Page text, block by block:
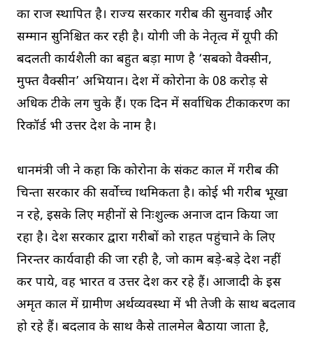
का राज स्थापित है। राज्य सरकार गरीब की सुनवाई और
सम्मान सुनिश्चित कर रही है। योगी जी के नेतृत्व में यूपी की
बदलती कार्यशैली का बहुत बड़ा प्रमाण है ‘सबको वैक्सीन,
मुफ्त वैक्सीन’ अभियान। प्रदेश में कोरोना के 08 करोड़ से
अधिक टीके लग चुके हैं। एक दिन में सर्वाधिक टीकाकरण का
रिकॉर्ड भी उत्तर प्रदेश के नाम है।
प्रधानमंत्री जी ने कहा कि कोरोना के संकट काल में गरीब की
चिन्ता सरकार की सर्वाेच्च प्राथमिकता है। कोई भी गरीब भूखा
न रहे, इसके लिए महीनों से निःशुल्क अनाज प्रदान किया जा
रहा है। प्रदेश सरकार द्वारा गरीबों को राहत पहुंचाने के लिए
निरन्तर कार्यवाही की जा रही है, जो काम बड़े-बड़े देश नहीं
कर पाये, वह भारत व उत्तर प्रदेश कर रहे हैं। आजादी के इस
अमृत काल में ग्रामीण अर्थव्यवस्था में भी तेजी के साथ बदलाव
हो रहे हैं। बदलाव के साथ कैसे तालमेल बैठाया जाता है,